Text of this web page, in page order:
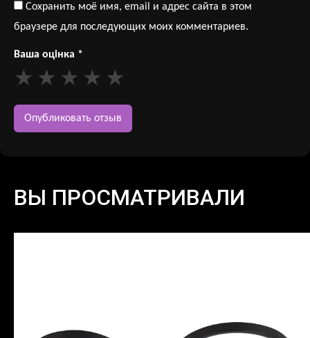
Сохранить моё имя, email и адрес сайта в этом
браузере для последующих моих комментариев.
Ваша оцінка *
ВЫ ПРОСМАТРИВАЛИ